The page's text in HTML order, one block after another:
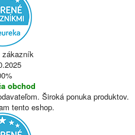
zákazník
obchod
Široká ponuka produktov.
tento eshop.